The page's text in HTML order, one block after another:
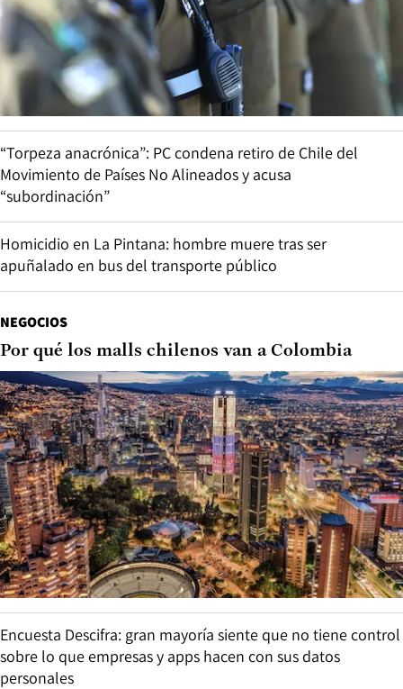
“Torpeza anacrónica”: PC condena retiro de Chile del
Movimiento de Países No Alineados y acusa
“subordinación”
Homicidio en La Pintana: hombre muere tras ser
apuñalado en bus del transporte público
NEGOCIOS
Por qué los malls chilenos van a Colombia
Encuesta Descifra: gran mayoría siente que no tiene control
sobre lo que empresas y apps hacen con sus datos
personales